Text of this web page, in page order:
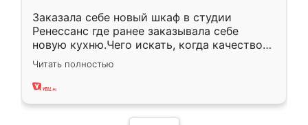
Заказала себе новый шкаф в студии
Ренессанс где ранее заказывала себе
новую кухню.Чего искать, когда качеством
вполне довольна. Служит кухня уже почти
два года, нареканий нет.
Читать полностью